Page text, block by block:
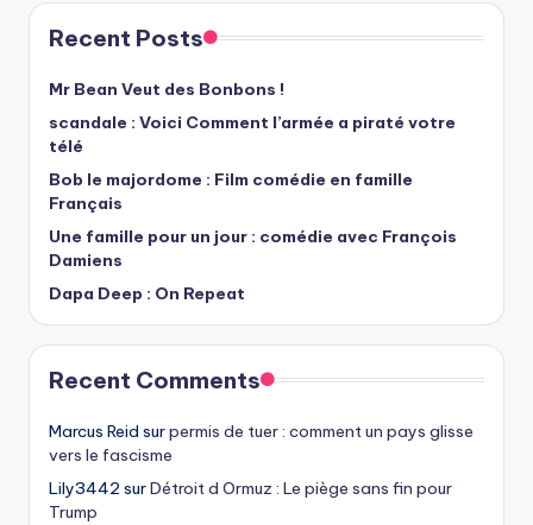
Recent Posts
Mr Bean Veut des Bonbons !
scandale : Voici Comment l’armée a piraté votre
télé
Bob le majordome : Film comédie en famille
Français
Une famille pour un jour : comédie avec François
Damiens
Dapa Deep : On Repeat
Recent Comments
Marcus Reid surpermis de tuer : comment un pays glisse
vers le fascisme
Lily3442 surDétroit d Ormuz : Le piège sans fin pour
Trump